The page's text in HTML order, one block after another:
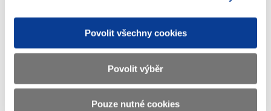
Povolit všechny cookies
Povolit výběr
Pouze nutné cookies
rozhýbat. Příští rok bude navíc volební. Jak moc budete při
tvorbě rozpočtu štědrá, jak moc bude vláda rozdávat? Kam
až jste ochotná jít při tvorbě rozpočtu na rok 2021? Jak
vysoký bude schodek?
To číslo vám neřeknu, protože bude odvislé od toho, jak